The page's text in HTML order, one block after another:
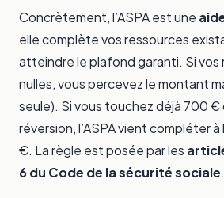
Concrètement, l’ASPA est une
elle complète vos ressources
atteindre le plafond garanti. Si vos
nulles, vous percevez le montant
seule). Si vous touchez déjà 700 €
réversion, l’ASPA vient compléter
€. La règle est posée par les
6 du Code de la sécurité sociale.